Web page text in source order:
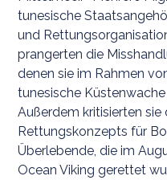
tunesische
und
prangerten die
denen sie im Rahmen
tunesische
Außerdem kritisierten sie
Rettungskonzepts für
Überlebende, die im
Ocean Viking gerettet